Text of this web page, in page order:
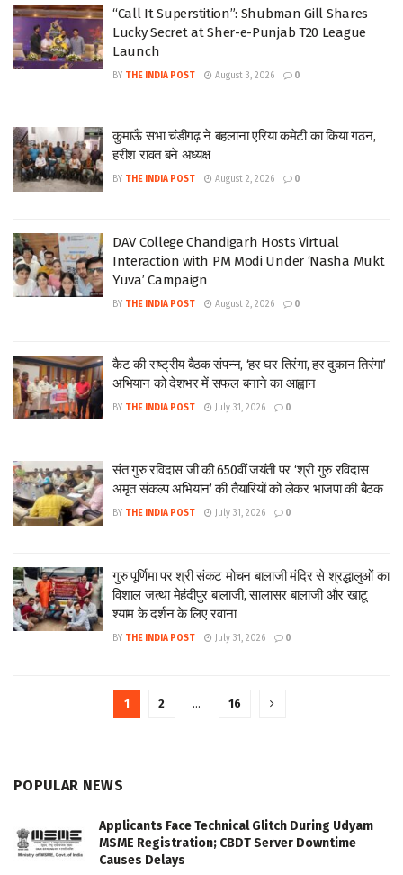
“Call It Superstition”: Shubman Gill Shares
Lucky Secret at Sher-e-Punjab T20 League
Launch
BY THE INDIA POST August 3, 2026 0
कुमाऊँ सभा चंडीगढ़ ने बहलाना एरिया कमेटी का किया गठन,
हरीश रावत बने अध्यक्ष
BY THE INDIA POST August 2, 2026 0
DAV College Chandigarh Hosts Virtual
Interaction with PM Modi Under ‘Nasha Mukt
Yuva’ Campaign
BY THE INDIA POST August 2, 2026 0
कैट की राष्ट्रीय बैठक संपन्न, ‘हर घर तिरंगा, हर दुकान तिरंगा’
अभियान को देशभर में सफल बनाने का आह्वान
BY THE INDIA POST July 31, 2026 0
संत गुरु रविदास जी की 650वीं जयंती पर ‘श्री गुरु रविदास
अमृत संकल्प अभियान’ की तैयारियों को लेकर भाजपा की बैठक
BY THE INDIA POST July 31, 2026 0
गुरु पूर्णिमा पर श्री संकट मोचन बालाजी मंदिर से श्रद्धालुओं का
विशाल जत्था मेहंदीपुर बालाजी, सालासर बालाजी और खाटू
श्याम के दर्शन के लिए रवाना
BY THE INDIA POST July 31, 2026 0
1 2 … 16
POPULAR NEWS
Applicants Face Technical Glitch During Udyam
MSME Registration; CBDT Server Downtime
Causes Delays